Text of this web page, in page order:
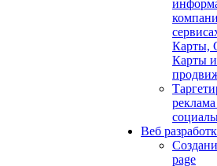
Карты,
Карты и
Веб
page